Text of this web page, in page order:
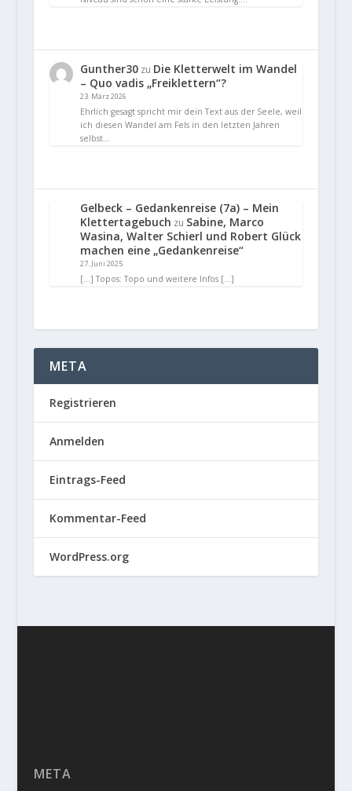
Gunther30zu Die Kletterwelt im Wandel
– Quo vadis „Freiklettern“?
23. März 2026
Ehrlich gesagt spricht mir dein Text aus der Seele, weil
ich diesen Wandel am Fels in den letzten Jahren
selbst…
Gelbeck – Gedankenreise (7a) – Mein
Klettertagebuch zu Sabine, Marco
Wasina, Walter Schierl und Robert Glück
machen eine „Gedankenreise“
27. Juni 2025
[…] Topos: Topo und weitere Infos […]
META
Registrieren
Anmelden
Eintrags-Feed
Kommentar-Feed
WordPress.org
META